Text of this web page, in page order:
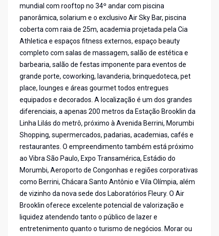
mundial com rooftop no 34º andar com piscina
panorâmica, solarium e o exclusivo Air Sky Bar, piscina
coberta com raia de 25m, academia projetada pela Cia
Athletica e espaços fitness externos, espaço beauty
completo com salas de massagem, salão de estética e
barbearia, salão de festas imponente para eventos de
grande porte, coworking, lavanderia, brinquedoteca, pet
place, lounges e áreas gourmet todos entregues
equipados e decorados. A localização é um dos grandes
diferenciais, a apenas 200 metros da Estação Brooklin da
Linha Lilás do metrô, próximo à Avenida Berrini, Morumbi
Shopping, supermercados, padarias, academias, cafés e
restaurantes. O empreendimento também está próximo
ao Vibra São Paulo, Expo Transamérica, Estádio do
Morumbi, Aeroporto de Congonhas e regiões corporativas
como Berrini, Chácara Santo Antônio e Vila Olímpia, além
de vizinho da nova sede dos Laboratórios Fleury. O Air
Brooklin oferece excelente potencial de valorização e
liquidez atendendo tanto o público de lazer e
entretenimento quanto o turismo de negócios. Morar ou